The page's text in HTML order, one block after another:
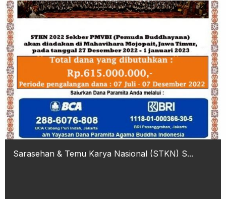
Sarasehan & Temu Karya Nasional (STKN) S...